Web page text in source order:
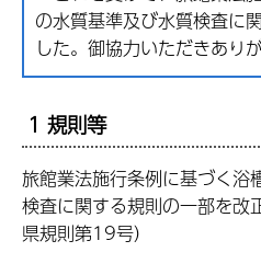
の水質基準及び水質検査に
した。御協力いただきあり
1 規則等
旅館業法施行条例に基づく浴
検査に関する規則の一部を
県規則第19号）